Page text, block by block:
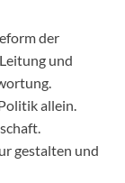
der
und
allein.
gestalten und